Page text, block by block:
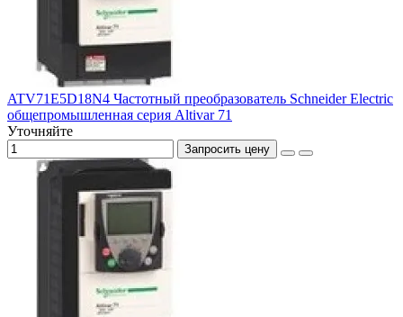
ATV71E5D18N4 Частотный преобразователь Schneider Electric
общепромышленная серия Altivar 71
Уточняйте
Запросить цену